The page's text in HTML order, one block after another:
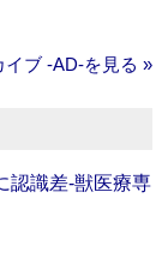
ブ ‐AD‐を見る »
認識差‐獣医療専